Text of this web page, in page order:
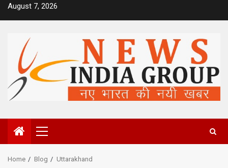
SkipAugust 7, 2026
Primary
Menu
Home Blog Uttarakhand